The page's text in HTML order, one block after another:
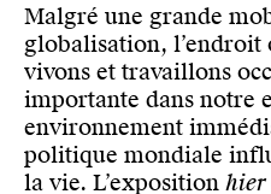
Malgré une grande
globalisation, l’endroit
vivons et travaillons
importante dans notre
environnement
politique mondiale
la vie. L’exposition hier